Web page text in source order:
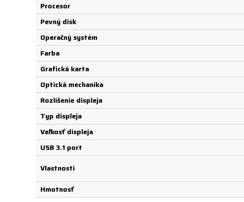
Procesor
Pevný disk
Operačný systém
Farba
Grafická karta
Optická mechanika
Rozlíšenie displeja
Typ displeja
Veľkosť displeja
USB 3.1 port
Vlastnosti
Hmotnosť